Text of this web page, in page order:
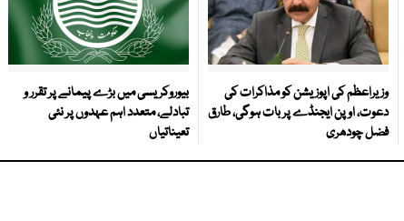
وزیراعظم کی اپوزیشن کو مذاکرات کی
دعوت، اوپن ایجنڈے پر بات ہوگی، طارق
فضل چودھری
بیوروکریسی میں بڑے پیمانے پر تقرر و
تبادلے، متعدد اہم عہدوں پر نئی
تعیناتیاں